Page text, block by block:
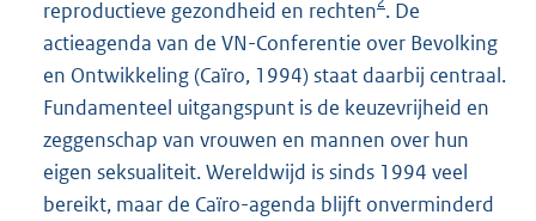
reproductieve gezondheid en rechten . De
actieagenda van de VN-Conferentie over Bevolking
en Ontwikkeling (Caïro, 1994) staat daarbij centraal.
Fundamenteel uitgangspunt is de keuzevrijheid en
zeggenschap van vrouwen en mannen over hun
eigen seksualiteit. Wereldwijd is sinds 1994 veel
bereikt, maar de Caïro-agenda blijft onverminderd